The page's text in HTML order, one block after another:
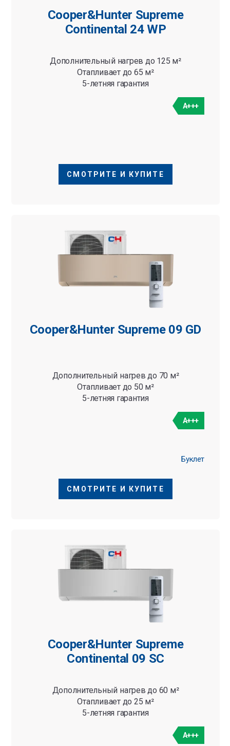
Cooper&Hunter Supreme
Continental 24 WP
Дополнительный нагрев до 125 м²
Отапливает до 65 м²
5-летняя гарантия
A+++
СМОТРИТЕ И КУПИТЕ
Cooper&Hunter Supreme 09 GD
Дополнительный нагрев до 70 м²
Отапливает до 50 м²
5-летняя гарантия
A+++
Буклет
СМОТРИТЕ И КУПИТЕ
Cooper&Hunter Supreme
Continental 09 SC
Дополнительный нагрев до 60 м²
Отапливает до 25 м²
5-летняя гарантия
A+++